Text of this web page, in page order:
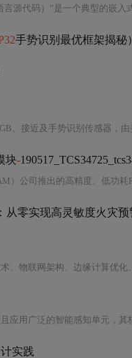
言源代码）”是一个典型的嵌入式系统闭环
手势识别最优框架揭秘
及手势识别传感器，由美国安森美
块-
从零实现高灵敏度火灾
实践